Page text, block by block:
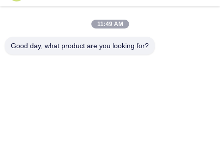
Ceinture en spirale de
11:49 AM
Good day, what product are you looking for?